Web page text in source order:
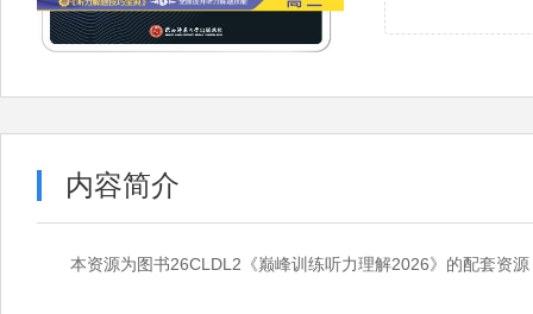
内容简介
本资源为图书26CLDL2《巅峰训练听力理解2026》的配套资